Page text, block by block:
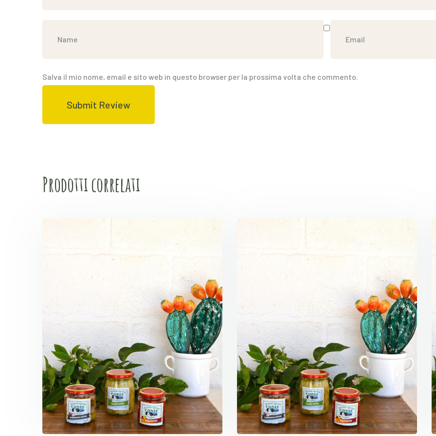
Salva il mio nome, email e sito web in questo browser per la prossima volta che commento.
Prodotti correlati